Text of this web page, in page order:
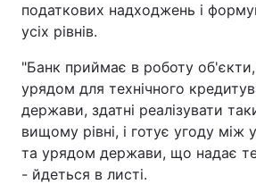
податкових надходжень і
усіх рівнів.
"Банк приймає в роботу об'єкти,
урядом для технічного
держави, здатні реалізувати
вищому рівні, і готує угоду між
та урядом держави, що надає
- йдеться в листі.